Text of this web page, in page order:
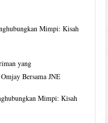
Mimpi: Kisah
yang
Bersama JNE
Mimpi: Kisah